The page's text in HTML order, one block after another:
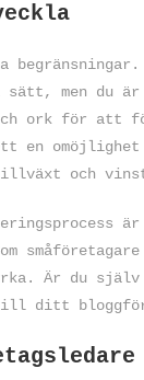
sätt, men du
ork för att
en
tillväxt och
Är du
ditt